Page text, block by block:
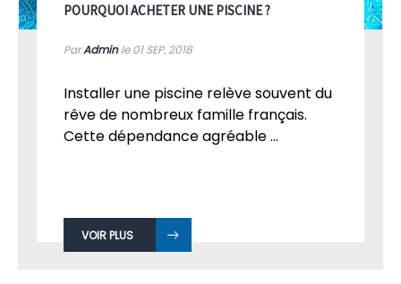
POURQUOI ACHETER UNE PISCINE ?
ParAdminle 01SEP, 2018
Installer une piscine relève souvent du
rêve de nombreux famille français.
Cette dépendance agréable ...
VOIR PLUS